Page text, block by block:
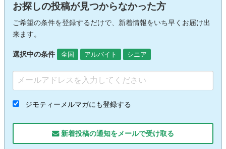
お探しの投稿が見つからなかった方
ご希望の条件を登録するだけで、新着情報をいち早くお届け出
来ます。
選択中の条件 全国 アルバイト シニア
ジモティーメルマガにも登録する
新着投稿の通知をメールで受け取る